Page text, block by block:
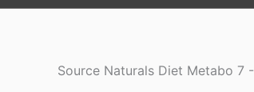
Source Naturals Diet Metabo 7